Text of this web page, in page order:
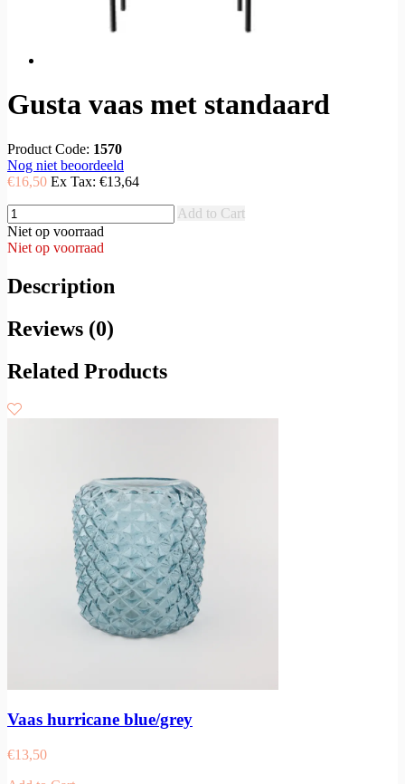
Gusta vaas met standaard
Product Code: 1570
Nog niet beoordeeld
€16,50 Ex Tax: €13,64
Add to Cart
Niet op voorraad
Niet op voorraad
Description
Reviews (0)
Related Products
Vaas hurricane blue/grey
€13,50